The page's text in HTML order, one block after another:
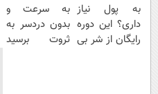
به پول نیاز
داری؟ این دوره
رایگان از شر بی
به سرعت و
بدون دردسر به
ثروت برسید